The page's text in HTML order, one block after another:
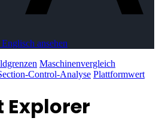
ansehen
Maschinenvergleich
Control-Analyse Plattformwert
Explorer